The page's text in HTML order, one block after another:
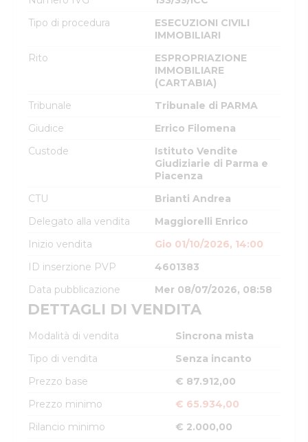
Tipo di procedura
ESECUZIONI CIVILI
IMMOBILIARI
Rito
ESPROPRIAZIONE
IMMOBILIARE
(CARTABIA)
Tribunale
Tribunale di PARMA
Giudice
Errico Filomena
Custode
Istituto Vendite
Giudiziarie di Parma e
Piacenza
CTU
Brianti Andrea
Delegato alla vendita
Maggiorelli Enrico
Inizio vendita
Gio 01/10/2026, 14:00
ID inserzione PVP
4601383
Data pubblicazione
Mer 08/07/2026, 08:58
DETTAGLI DI VENDITA
Modalità di vendita
Sincrona mista
Tipo di vendita
Senza incanto
Prezzo base
€ 87.912,00
Prezzo minimo
€ 65.934,00
Rilancio minimo
€ 2.000,00